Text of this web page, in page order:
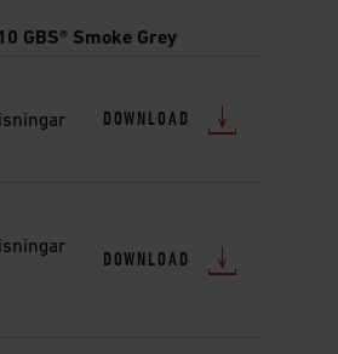
GBS® Smoke Grey
DOWNLOAD
DOWNLOAD